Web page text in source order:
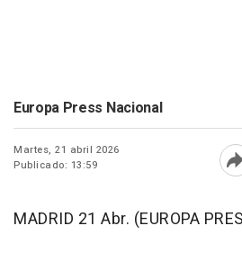
Europa Press Nacional
Martes, 21 abril 2026
Publicado: 13:59
MADRID 21 Abr. (EUROPA